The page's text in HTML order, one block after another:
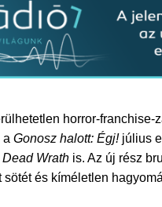
horror-franchise-
a Gonosz halott: Égj!július
Wrath is. Az új rész
és kíméletlen